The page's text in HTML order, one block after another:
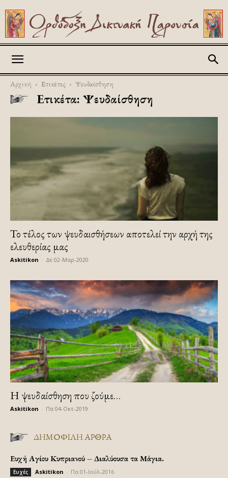
Αρχική Ετικέτες Ψευδαίσθηση
Ετικέτα: Ψευδαίσθηση
Το τέλος των ψευδαισθήσεων αποτελεί την αρχή της
ελευθερίας μας
Askitikon Δε 02-Μαρ-2020
Η ψευδαίσθηση που ζούμε…
Askitikon Πα 04-Οκτ-2019
ΔΗΜΟΦΙΛΗ ΑΡΘΡΑ
Ευχή Αγίου Κυπριανού – Διαλύουσα τα Μάγια.
Ευχές Askitikon Πα 01-Ιούλ-2016